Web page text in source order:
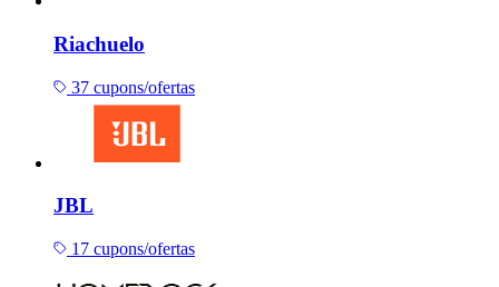
Riachuelo
37 cupons/ofertas
JBL
17 cupons/ofertas